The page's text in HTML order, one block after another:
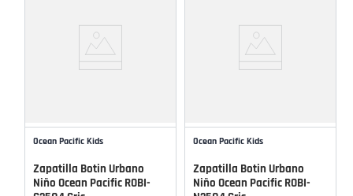
Ocean Pacific Kids
Zapatilla Botin Urbano
Niño Ocean Pacific ROBI-
Ocean Pacific Kids
Zapatilla Botin Urbano
Niño Ocean Pacific ROBI-